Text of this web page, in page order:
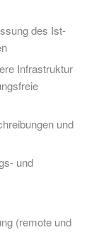
des Ist-
Infrastruktur
und
und
(remote und